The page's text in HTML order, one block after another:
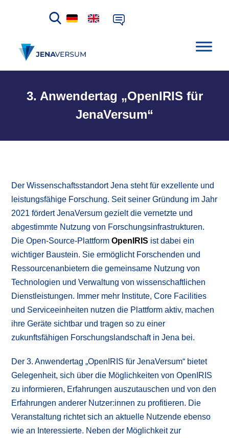
3. Anwendertag „OpenIRIS für
JenaVersum“
Der Wissenschaftsstandort Jena steht für exzellente und
leistungsfähige Forschung. Seit seiner Gründung im Jahr
2021 fördert JenaVersum gezielt die vernetzte und
abgestimmte Nutzung von Forschungsinfrastrukturen.
Die Open-Source-PlattformOpenIRIS ist dabei ein
wichtiger Baustein. Sie ermöglicht Forschenden und
Ressourcenanbietern die gemeinsame Nutzung von
Technologien und Verwaltung von wissenschaftlichen
Dienstleistungen. Immer mehr Institute, Core Facilities
und Serviceeinheiten nutzen die Plattform aktiv, machen
ihre Geräte sichtbar und tragen so zu einer
zukunftsfähigen Forschungslandschaft in Jena bei.
Der 3. Anwendertag „OpenIRIS für JenaVersum“ bietet
Gelegenheit, sich über die Möglichkeiten von OpenIRIS
zu informieren, Erfahrungen auszutauschen und von den
Erfahrungen anderer Nutzer:innen zu profitieren. Die
Veranstaltung richtet sich an aktuelle Nutzende ebenso
wie an Interessierte. Neben der Möglichkeit zur